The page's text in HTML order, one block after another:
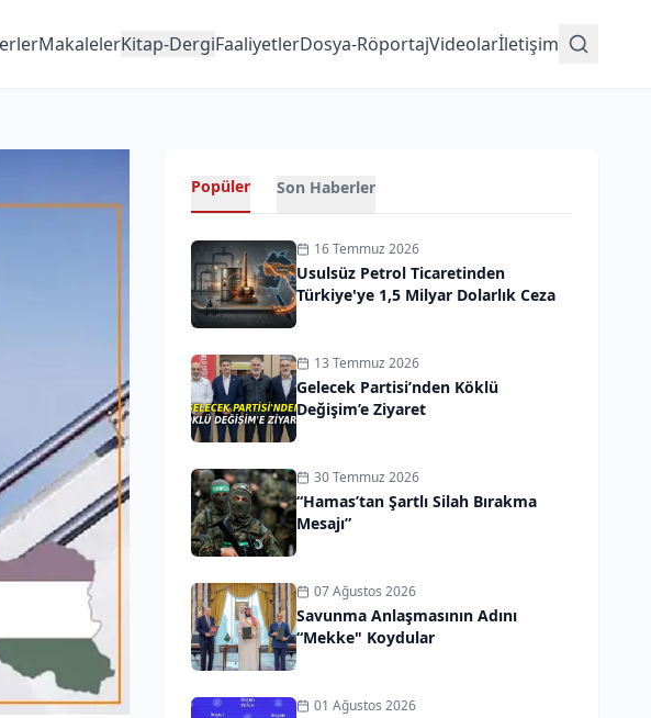
MakalelerKitap-DergiFaaliyetlerDosya-RöportajVideolarİletişim
Popüler Son Haberler
16 Temmuz 2026
Usulsüz Petrol Ticaretinden
Türkiye'ye 1,5 Milyar Dolarlık Ceza
13 Temmuz 2026
Gelecek Partisi’nden Köklü
Değişim’e Ziyaret
30 Temmuz 2026
“Hamas’tan Şartlı Silah Bırakma
Mesajı”
07 Ağustos 2026
Savunma Anlaşmasının Adını
“Mekke" Koydular
01 Ağustos 2026